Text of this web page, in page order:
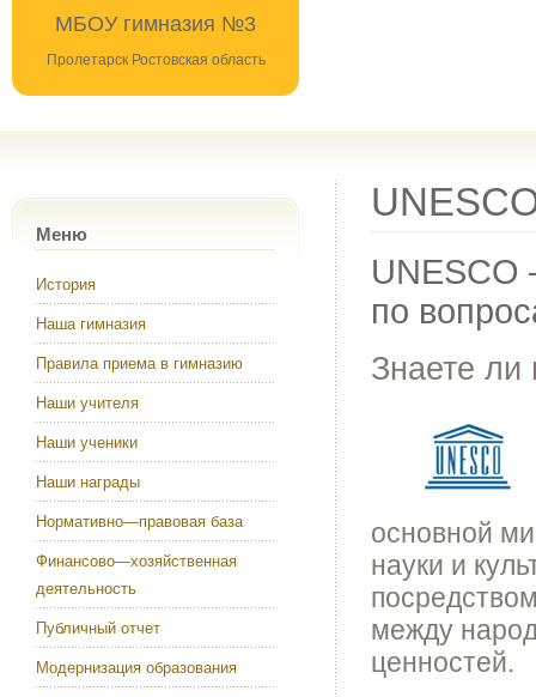
МБОУ гимназия №3
Пролетарск Ростовская область
Меню
История
Наша гимназия
Правила приема в гимназию
Наши учителя
Наши ученики
Наши награды
Нормативно—правовая база
Финансово—хозяйственная
деятельность
Публичный отчет
Модернизация образования
по
Знаете ли
основной
науки и
между
ценностей.